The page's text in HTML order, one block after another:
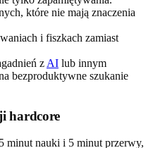
które nie mają znaczenia
i fiszkach zamiast
z AI lub innym
bezproduktywne szukanie
hardcore
minut nauki i 5 minut przerwy,